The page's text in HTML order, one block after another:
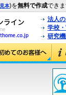
見本)を無料で作成でき
法人
学校
研究